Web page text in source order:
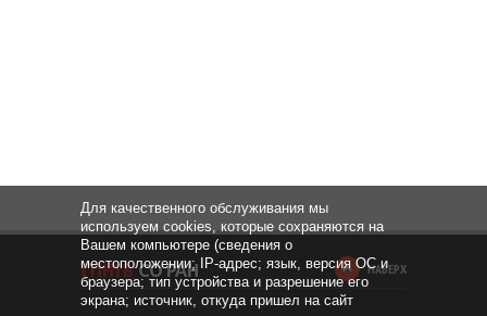
НАВЕРХ
Для качественного обслуживания мы
используем cookies, которые сохраняются на
Вашем компьютере (сведения о
местоположении; IP-адрес; язык, версия ОС и
браузера; тип устройства и разрешение его
экрана; источник, откуда пришел на сайт